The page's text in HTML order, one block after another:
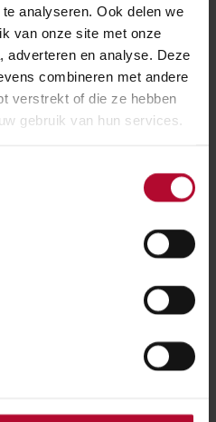
analyseren. Ook delen we
van onze site met onze
adverteren en analyse. Deze
combineren met andere
verstrekt of die ze hebben
gebruik van hun services.